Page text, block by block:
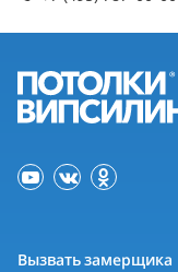
Вызвать замерщика